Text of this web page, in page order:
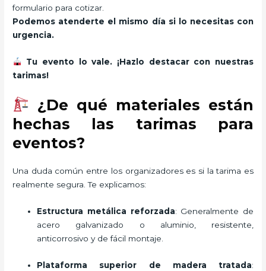
formulario para cotizar.
Podemos atenderte el mismo día si lo necesitas con
urgencia.
Tu evento lo vale. ¡Hazlo destacar con nuestras
tarimas!
¿De qué materiales están
hechas las tarimas para
eventos?
Una duda común entre los organizadores es si la tarima es
realmente segura. Te explicamos:
Estructura metálica reforzada: Generalmente de
acero galvanizado o aluminio, resistente,
anticorrosivo y de fácil montaje.
Plataforma superior de madera tratada: